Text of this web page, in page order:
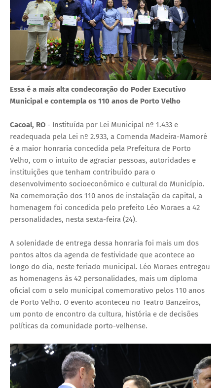
Essa é a mais alta condecoração do Poder Executivo
Municipal e contempla os 110 anos de Porto Velho
Cacoal, RO - Instituída por Lei Municipal nº 1.433 e
readequada pela Lei nº 2.933, a Comenda Madeira-Mamoré
é a maior honraria concedida pela Prefeitura de Porto
Velho, com o intuito de agraciar pessoas, autoridades e
instituições que tenham contribuído para o
desenvolvimento socioeconômico e cultural do Município.
Na comemoração dos 110 anos de instalação da capital, a
homenagem foi concedida pelo prefeito Léo Moraes a 42
personalidades, nesta sexta-feira (24).
A solenidade de entrega dessa honraria foi mais um dos
pontos altos da agenda de festividade que acontece ao
longo do dia, neste feriado municipal. Léo Moraes entregou
as homenagens às 42 personalidades, mais um diploma
oficial com o selo municipal comemorativo pelos 110 anos
de Porto Velho. O evento aconteceu no Teatro Banzeiros,
um ponto de encontro da cultura, história e de decisões
políticas da comunidade porto-velhense.